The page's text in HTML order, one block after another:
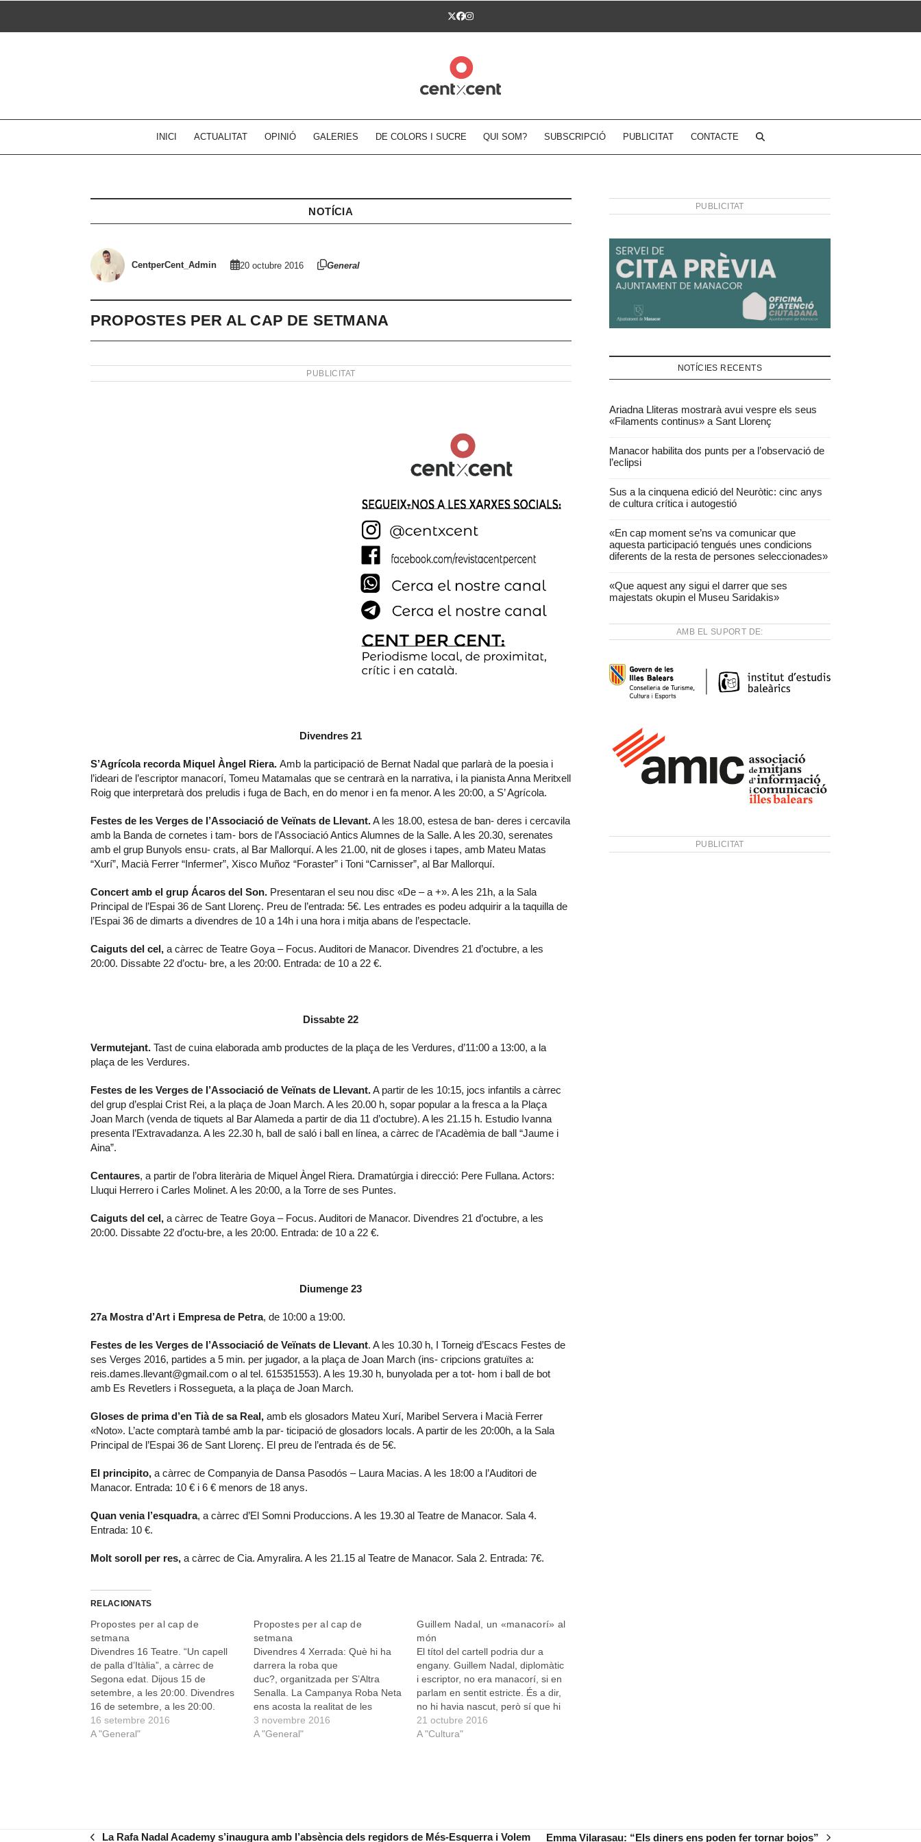
Twitter
Facebook
Instagram
INICI ACTUALITAT OPINIÓ GALERIES DE COLORS I SUCRE QUI SOM? SUBSCRIPCIÓ PUBLICITAT CONTACTE
NOTÍCIA
CentperCent_Admin 20 octubre 2016 General
PROPOSTES PER AL CAP DE SETMANA
PUBLICITAT
Divendres 21
S’Agrícola recorda Miquel Àngel Riera. Amb la participació de Bernat Nadal que parlarà de la poesia i
l’ideari de l’escriptor manacorí, Tomeu Matamalas que se centrarà en la narrativa, i la pianista Anna Meritxell
Roig que interpretarà dos preludis i fuga de Bach, en do menor i en fa menor. A les 20:00, a S’ Agrícola.
Festes de les Verges de l’Associació de Veïnats de Llevant.A les 18.00, estesa de ban- deres i cercavila
amb la Banda de cornetes i tam- bors de l’Associació Antics Alumnes de la Salle. A les 20.30, serenates
amb el grup Bunyols ensu- crats, al Bar Mallorquí. A les 21.00, nit de gloses i tapes, amb Mateu Matas
“Xurí”, Macià Ferrer “Infermer”, Xisco Muñoz “Foraster” i Toni “Carnisser”, al Bar Mallorquí.
Concert amb el grup Ácaros del Son. Presentaran el seu nou disc «De – a +». A les 21h, a la Sala
Principal de l’Espai 36 de Sant Llorenç. Preu de l’entrada: 5€. Les entrades es podeu adquirir a la taquilla de
l’Espai 36 de dimarts a divendres de 10 a 14h i una hora i mitja abans de l’espectacle.
Caiguts del cel, a càrrec de Teatre Goya – Focus. Auditori de Manacor. Divendres 21 d’octubre, a les
20:00. Dissabte 22 d’octu- bre, a les 20:00. Entrada: de 10 a 22 €.
Dissabte 22
Vermutejant. Tast de cuina elaborada amb productes de la plaça de les Verdures, d’11:00 a 13:00, a la
plaça de les Verdures.
Festes de les Verges de l’Associació de Veïnats de Llevant.A partir de les 10:15, jocs infantils a càrrec
del grup d’esplai Crist Rei, a la plaça de Joan March. A les 20.00 h, sopar popular a la fresca a la Plaça
Joan March (venda de tiquets al Bar Alameda a partir de dia 11 d’octubre). A les 21.15 h. Estudio Ivanna
presenta l’Extravadanza. A les 22.30 h, ball de saló i ball en línea, a càrrec de l’Acadèmia de ball “Jaume i
Aina”.
Centaures, a partir de l’obra literària de Miquel Àngel Riera. Dramatúrgia i direcció: Pere Fullana. Actors:
Lluqui Herrero i Carles Molinet. A les 20:00, a la Torre de ses Puntes.
Caiguts del cel, a càrrec de Teatre Goya – Focus. Auditori de Manacor. Divendres 21 d’octubre, a les
20:00. Dissabte 22 d’octu-bre, a les 20:00. Entrada: de 10 a 22 €.
Diumenge 23
27a Mostra d’Art i Empresa de Petra, de 10:00 a 19:00.
Festes de les Verges de l’Associació de Veïnats de Llevant. A les 10.30 h, I Torneig d’Escacs Festes de
ses Verges 2016, partides a 5 min. per jugador, a la plaça de Joan March (ins- cripcions gratuïtes a:
reis.dames.llevant@gmail.com o al tel. 615351553). A les 19.30 h, bunyolada per a tot- hom i ball de bot
amb Es Revetlers i Rossegueta, a la plaça de Joan March.
Gloses de prima d’en Tià de sa Real, amb els glosadors Mateu Xurí, Maribel Servera i Macià Ferrer
«Noto». L’acte comptarà també amb la par- ticipació de glosadors locals. A partir de les 20:00h, a la Sala
Principal de l’Espai 36 de Sant Llorenç. El preu de l’entrada és de 5€.
El principito, a càrrec de Companyia de Dansa Pasodós – Laura Macias. A les 18:00 a l’Auditori de
Manacor. Entrada: 10 € i 6 € menors de 18 anys.
Quan venia l’esquadra, a càrrec d’El Somni Produccions. A les 19.30 al Teatre de Manacor. Sala 4.
Entrada: 10 €.
Molt soroll per res, a càrrec de Cia. Amyralira. A les 21.15 al Teatre de Manacor. Sala 2. Entrada: 7€.
RELACIONATS
Propostes per al cap de
setmana
Divendres 16 Teatre. “Un capell
de palla d’Itàlia”, a càrrec de
Segona edat. Dijous 15 de
setembre, a les 20:00. Divendres
16 de setembre, a les 20:00.
Teatre de Manacor. Concert
acústic amb Mariona Forteza i
16 setembre 2016
A "General"
Propostes per al cap de
setmana
Divendres 4 Xerrada: Què hi ha
darrera la roba que
duc?, organitzada per S’Altra
Senalla. La Campanya Roba Neta
ens acosta la realitat de les
persones treballadores a la
indústria global del tèxtil. A les 20
3 novembre 2016
A "General"
Guillem Nadal, un «manacorí» al
món
El títol del cartell podria dur a
engany. Guillem Nadal, diplomàtic
i escriptor, no era manacorí, si en
parlam en sentit estricte. És a dir,
no hi havia nascut, però sí que hi
mantingué sempre uns lligams, no
sols familiars, sinó també
21 octubre 2016
A "Cultura"
PUBLICITAT
NOTÍCIES RECENTS
Ariadna Lliteras mostrarà avui vespre els seus
«Filaments continus» a Sant Llorenç
Manacor habilita dos punts per a l’observació de
l’eclipsi
Sus a la cinquena edició del Neuròtic: cinc anys
de cultura crítica i autogestió
«En cap moment se’ns va comunicar que
aquesta participació tengués unes condicions
diferents de la resta de persones seleccionades»
«Que aquest any sigui el darrer que ses
majestats okupin el Museu Saridakis»
AMB EL SUPORT DE:
PUBLICITAT
La Rafa Nadal Academy s’inaugura amb l’absència dels regidors de Més-Esquerra i Volem Emma Vilarasau: “Els diners ens poden fer tornar bojos”